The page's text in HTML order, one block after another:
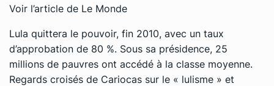
Voir l’article de Le Monde
Lula quittera le pouvoir, fin 2010, avec un taux
d’approbation de 80 %. Sous sa présidence, 25
millions de pauvres ont accédé à la classe moyenne.
Regards croisés de Cariocas sur le « lulisme » et